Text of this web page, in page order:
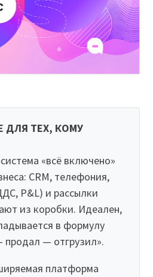
ДЛЯ ТЕХ, КОМУ
«всё включено»
CRM, телефония,
P&L) и рассылки
из коробки. Идеален,
в формулу
— отгрузил».
платформа